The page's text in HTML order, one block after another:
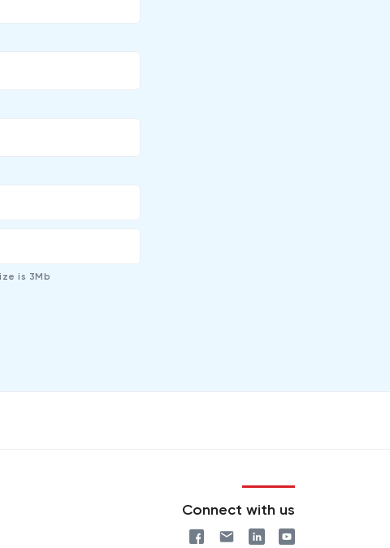
is 3Mb
Connect with us